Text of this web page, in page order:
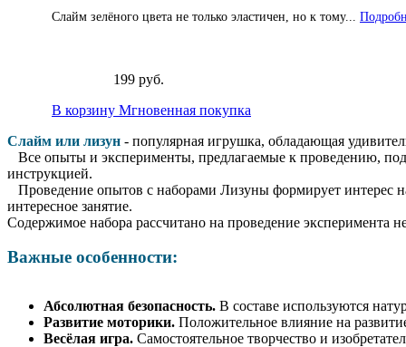
Слайм зелёного цвета не только эластичен, но к тому...
199 руб.
В корзину Мгновенная покупка
Слайм или лизун - популярная игрушка, обладающая
Все опыты и эксперименты, предлагаемые к проведению,
инструкцией.
Проведение опытов с наборами Лизуны формирует интерес
интересное занятие.
Содержимое набора рассчитано на проведение эксперимента
Важные особенности:
Абсолютная безопасность. В составе используются
Развитие моторики. Положительное влияние на
Весёлая игра. Самостоятельное творчество и